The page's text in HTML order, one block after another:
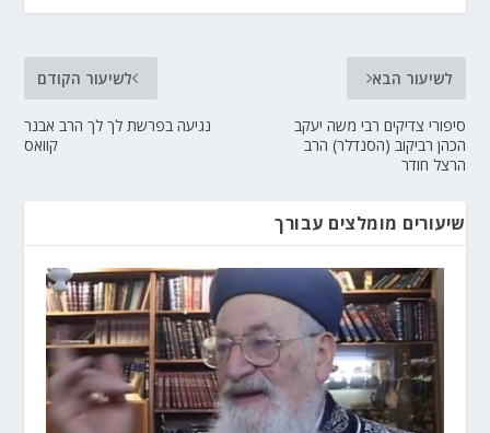
לשיעור הקודם
נגיעה בפרשת לך לך הרב אבנר
קוואס
לשיעור הבא
סיפורי צדיקים רבי משה יעקב
הכהן רביקוב (הסנדלר) הרב
הרצל חודר
שיעורים מומלצים עבורך